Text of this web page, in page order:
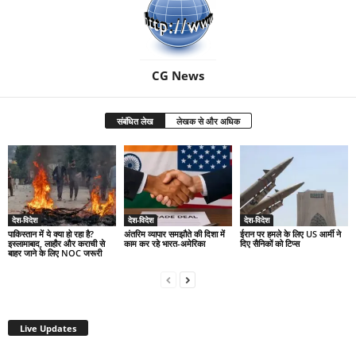
CG News
संबंधित लेख लेखक से और अधिक
देश-विदेश
पाकिस्तान में ये क्या हो रहा है?
इस्लामाबाद, लाहौर और कराची से
बाहर जाने के लिए NOC जरूरी
देश-विदेश
अंतरिम व्यापार समझौते की दिशा में
काम कर रहे भारत-अमेरिका
देश-विदेश
ईरान पर हमले के लिए US आर्मी ने
दिए सैनिकों को टिप्स
Live Updates